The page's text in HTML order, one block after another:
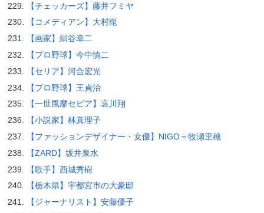
【チェッカーズ】藤井フミヤ
【コメディアン】大村崑
【画家】絹谷幸二
【プロ野球】今中慎二
【セリア】河合宏光
【プロ野球】王貞治
【一世風靡セピア】哀川翔
【小説家】林真理子
【ファッションデザイナー・女優】NIGO＝牧瀬里穂
【ZARD】坂井泉水
【歌手】西城秀樹
【栃木県】宇都宮市の大豪邸
【ジャーナリスト】安藤優子